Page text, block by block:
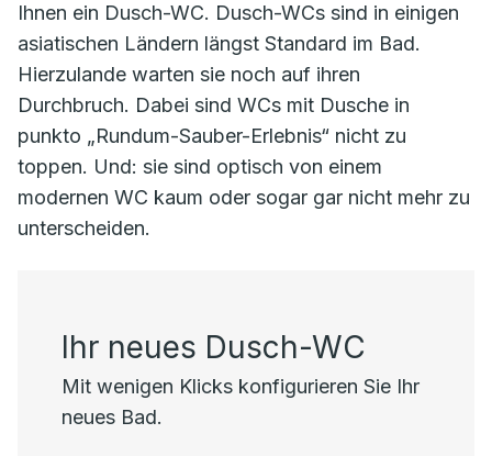
Ihnen ein Dusch-WC. Dusch-WCs sind in einigen
asiatischen Ländern längst Standard im Bad.
Hierzulande warten sie noch auf ihren
Durchbruch. Dabei sind WCs mit Dusche in
punkto „Rundum-Sauber-Erlebnis“ nicht zu
toppen. Und: sie sind optisch von einem
modernen WC kaum oder sogar gar nicht mehr zu
unterscheiden.
Ihr neues Dusch-WC
Mit wenigen Klicks konfigurieren Sie Ihr
neues Bad.